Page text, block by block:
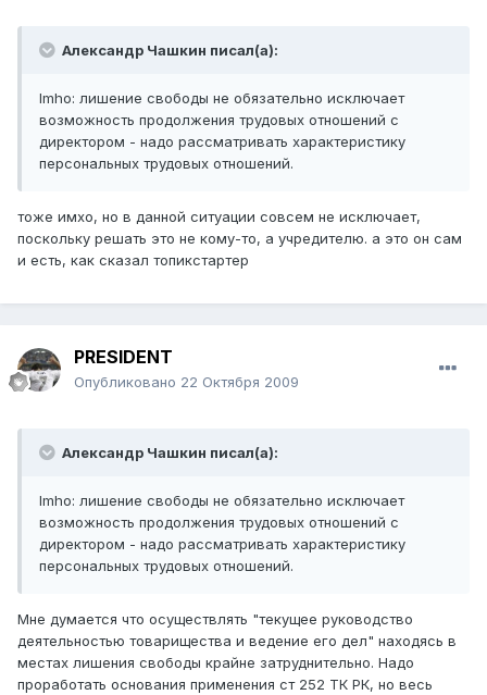
Александр Чашкин писал(а):
Imho: лишение свободы не обязательно исключает
возможность продолжения трудовых отношений с
директором - надо рассматривать характеристику
персональных трудовых отношений.
тоже имхо, но в данной ситуации совсем не исключает,
поскольку решать это не кому-то, а учредителю. а это он сам
и есть, как сказал топикстартер
PRESIDENT
Опубликовано 22 Октября 2009
Александр Чашкин писал(а):
Imho: лишение свободы не обязательно исключает
возможность продолжения трудовых отношений с
директором - надо рассматривать характеристику
персональных трудовых отношений.
Мне думается что осуществлять "текущее руководство
деятельностью товарищества и ведение его дел" находясь в
местах лишения свободы крайне затруднительно. Надо
проработать основания применения ст 252 ТК РК, но весь